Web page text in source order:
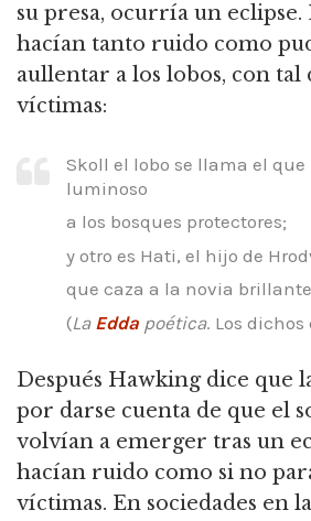
su presa, ocurría un eclipse.
hacían tanto ruido como
aullentar a los lobos, con tal
víctimas:
Skoll el lobo se llama el que
luminoso
a los bosques protectores;
y otro es Hati, el hijo de
que caza a la novia
(La Edda poética. Los dichos
Después Hawking dice que
por darse cuenta de que el
volvían a emerger tras un
hacían ruido como si no
víctimas. En sociedades en